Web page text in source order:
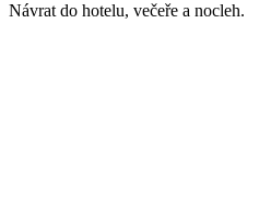
Návrat do hotelu, večeře a nocleh.